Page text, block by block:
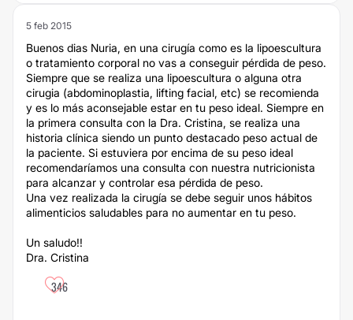
5 feb 2015
Buenos dias Nuria, en una cirugía como es la lipoescultura
o tratamiento corporal no vas a conseguir pérdida de peso.
Siempre que se realiza una lipoescultura o alguna otra
cirugia (abdominoplastia, lifting facial, etc) se recomienda
y es lo más aconsejable estar en tu peso ideal. Siempre en
la primera consulta con la Dra. Cristina, se realiza una
historia clínica siendo un punto destacado peso actual de
la paciente. Si estuviera por encima de su peso ideal
recomendaríamos una consulta con nuestra nutricionista
para alcanzar y controlar esa pérdida de peso.
Una vez realizada la cirugía se debe seguir unos hábitos
alimenticios saludables para no aumentar en tu peso.
Un saludo!!
Dra. Cristina
346